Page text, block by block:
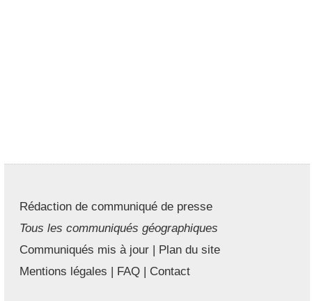
Rédaction de communiqué de presse
Tous les communiqués géographiques
Communiqués mis à jour | Plan du site
Mentions légales | FAQ | Contact